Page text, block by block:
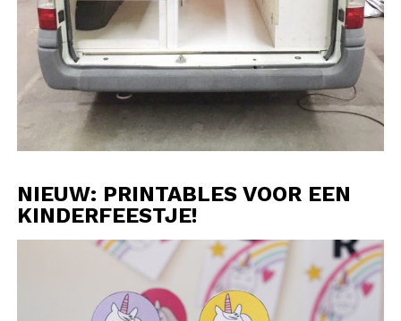
NIEUW: PRINTABLES VOOR EEN
KINDERFEESTJE!